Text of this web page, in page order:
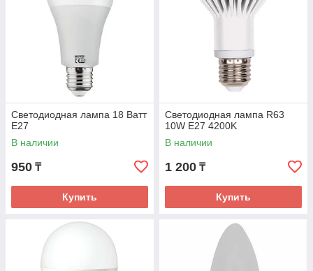
ВЫБИРАЙТЕ РАЗНОВИДНОСТИ ЛАМП
У нас большой выбор светодиодных ламп разной
формы, качество которых подтверждено
международными сертификатами. Эта
разновидность лампочек экономична, безопасна
Подходящий вариант для офисов, магазинов,
кафе, медицинских учреждений. Их спектр
максимально приближен к солнечному свету.
Люминесцентные лампы могут иметь холодный
Светодиодная лампа 18 Ватт
E27
В наличии
950 ₸
Купить
Светодиодная лампа R63
10W E27 4200K
В наличии
1 200 ₸
Купить